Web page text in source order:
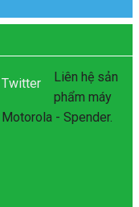
Twitter
Liên hệ sản
phẩm máy
- Spender.